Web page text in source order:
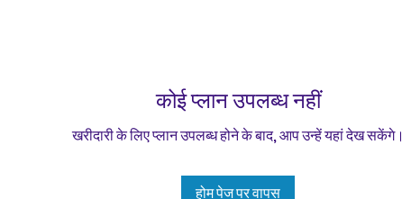
कोई प्लान उपलब्ध नहीं
खरीदारी के लिए प्लान उपलब्ध होने के बाद, आप उन्हें यहां देख सकेंगे।
होम पेज पर वापस